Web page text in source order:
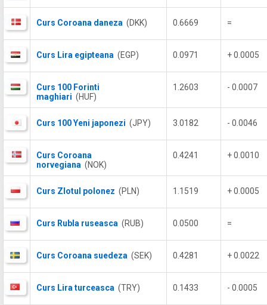
Curs Coroana daneza (DKK) 0.6669 =
Curs Lira egipteana (EGP) 0.0971 + 0.0005
Curs 100 Forinti
maghiari (HUF)
1.2603 - 0.0007
Curs 100 Yeni japonezi (JPY) 3.0182 - 0.0046
Curs Coroana
norvegiana (NOK)
0.4241 + 0.0010
Curs Zlotul polonez (PLN) 1.1519 + 0.0005
Curs Rubla ruseasca (RUB) 0.0500 =
Curs Coroana suedeza (SEK) 0.4281 + 0.0022
Curs Lira turceasca (TRY) 0.1433 - 0.0005